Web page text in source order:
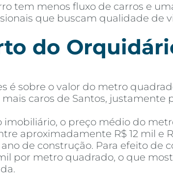
tem menos fluxo de carros e
que buscam qualidade de
do
sobre o valor do metro
caros de Santos, justamente
o preço médio do
aproximadamente R$ 12 mil e
de construção. Para efeito de
por metro quadrado, o que